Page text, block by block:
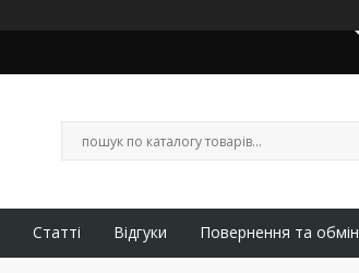
Статті Відгуки Повернення та обмін